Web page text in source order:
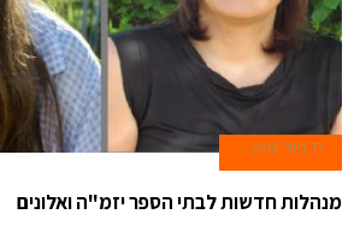
17 ביולי 2019
מנהלות חדשות לבתי הספר יזמ"ה ואלונים